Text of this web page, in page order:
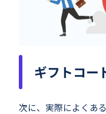
ギフトコー
次に、実際によくあ